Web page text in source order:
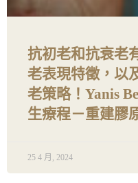
抗初老和抗衰老
老表現特徵，以
老策略！Yanis
生療程－重建膠
25 4 月, 2024